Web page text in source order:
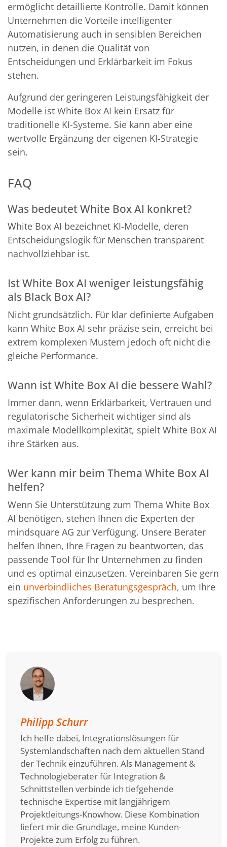
ermöglicht detaillierte Kontrolle. Damit können
Unternehmen die Vorteile intelligenter
Automatisierung auch in sensiblen Bereichen
nutzen, in denen die Qualität von
Entscheidungen und Erklärbarkeit im Fokus
stehen.
Aufgrund der geringeren Leistungsfähigkeit der
Modelle ist White Box AI kein Ersatz für
traditionelle KI-Systeme. Sie kann aber eine
wertvolle Ergänzung der eigenen KI-Strategie
sein.
FAQ
Was bedeutet White Box AI konkret?
White Box AI bezeichnet KI-Modelle, deren
Entscheidungslogik für Menschen transparent
nachvollziehbar ist.
Ist White Box AI weniger leistungsfähig
als Black Box AI?
Nicht grundsätzlich. Für klar definierte Aufgaben
kann White Box AI sehr präzise sein, erreicht bei
extrem komplexen Mustern jedoch oft nicht die
gleiche Performance.
Wann ist White Box AI die bessere Wahl?
Immer dann, wenn Erklärbarkeit, Vertrauen und
regulatorische Sicherheit wichtiger sind als
maximale Modellkomplexität, spielt White Box AI
ihre Stärken aus.
Wer kann mir beim Thema White Box AI
helfen?
Wenn Sie Unterstützung zum Thema White Box
AI benötigen, stehen Ihnen die Experten der
mindsquare AG zur Verfügung. Unsere Berater
helfen Ihnen, Ihre Fragen zu beantworten, das
passende Tool für Ihr Unternehmen zu finden
und es optimal einzusetzen. Vereinbaren Sie gern
ein unverbindliches Beratungsgespräch, um Ihre
spezifischen Anforderungen zu besprechen.
Philipp Schurr
Ich helfe dabei, Integrationslösungen für
Systemlandschaften nach dem aktuellen Stand
der Technik einzuführen. Als Management &
Technologieberater für Integration &
Schnittstellen verbinde ich tiefgehende
technische Expertise mit langjährigem
Projektleitungs-Knowhow. Diese Kombination
liefert mir die Grundlage, meine Kunden-
Projekte zum Erfolg zu führen.